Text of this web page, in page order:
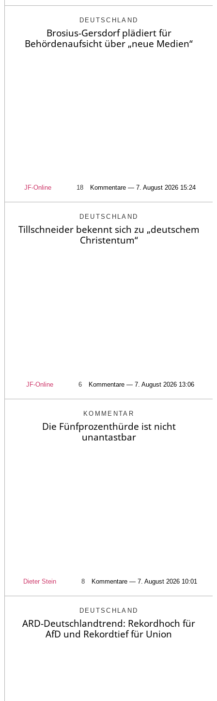
DEUTSCHLAND
Brosius-Gersdorf plädiert für
Behördenaufsicht über „neue Medien“
JF-Online 18 Kommentare — 7. August 2026 15:24
DEUTSCHLAND
Tillschneider bekennt sich zu „deutschem
Christentum“
JF-Online 6 Kommentare — 7. August 2026 13:06
KOMMENTAR
Die Fünfprozenthürde ist nicht
unantastbar
Dieter Stein 8 Kommentare — 7. August 2026 10:01
DEUTSCHLAND
ARD-Deutschlandtrend: Rekordhoch für
AfD und Rekordtief für Union